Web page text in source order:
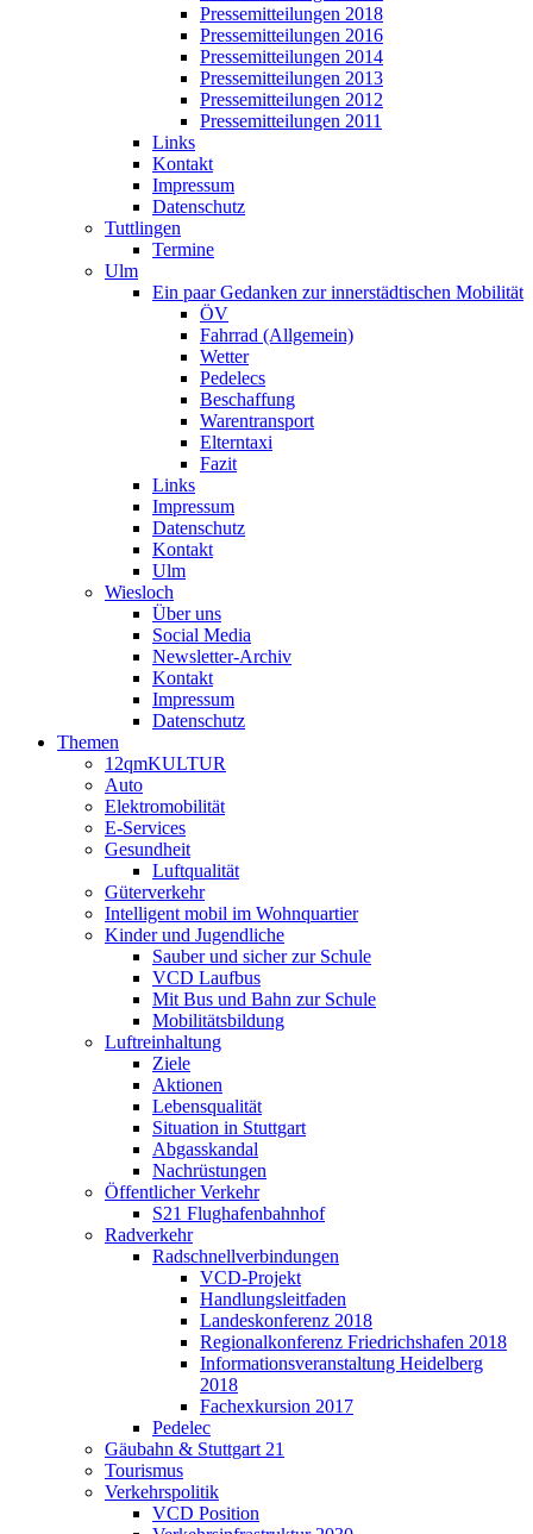
Pressemitteilungen 2018
Pressemitteilungen 2016
Pressemitteilungen 2014
Pressemitteilungen 2013
Pressemitteilungen 2012
Pressemitteilungen 2011
Links
Kontakt
Impressum
Datenschutz
Tuttlingen
Termine
Ulm
Ein paar Gedanken zur innerstädtischen Mobilität
ÖV
Fahrrad (Allgemein)
Wetter
Pedelecs
Beschaffung
Warentransport
Elterntaxi
Fazit
Links
Impressum
Datenschutz
Kontakt
Ulm
Wiesloch
Über uns
Social Media
Newsletter-Archiv
Kontakt
Impressum
Datenschutz
Themen
12qmKULTUR
Auto
Elektromobilität
E-Services
Gesundheit
Luftqualität
Güterverkehr
Intelligent mobil im Wohnquartier
Kinder und Jugendliche
Sauber und sicher zur Schule
VCD Laufbus
Mit Bus und Bahn zur Schule
Mobilitätsbildung
Luftreinhaltung
Ziele
Aktionen
Lebensqualität
Situation in Stuttgart
Abgasskandal
Nachrüstungen
Öffentlicher Verkehr
S21 Flughafenbahnhof
Radverkehr
Radschnellverbindungen
VCD-Projekt
Handlungsleitfaden
Landeskonferenz 2018
Regionalkonferenz Friedrichshafen 2018
Informationsveranstaltung Heidelberg
2018
Fachexkursion 2017
Pedelec
Gäubahn & Stuttgart 21
Tourismus
Verkehrspolitik
VCD Position